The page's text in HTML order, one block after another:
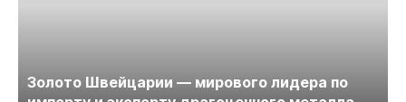
Золото Швейцарии — мирового лидера по